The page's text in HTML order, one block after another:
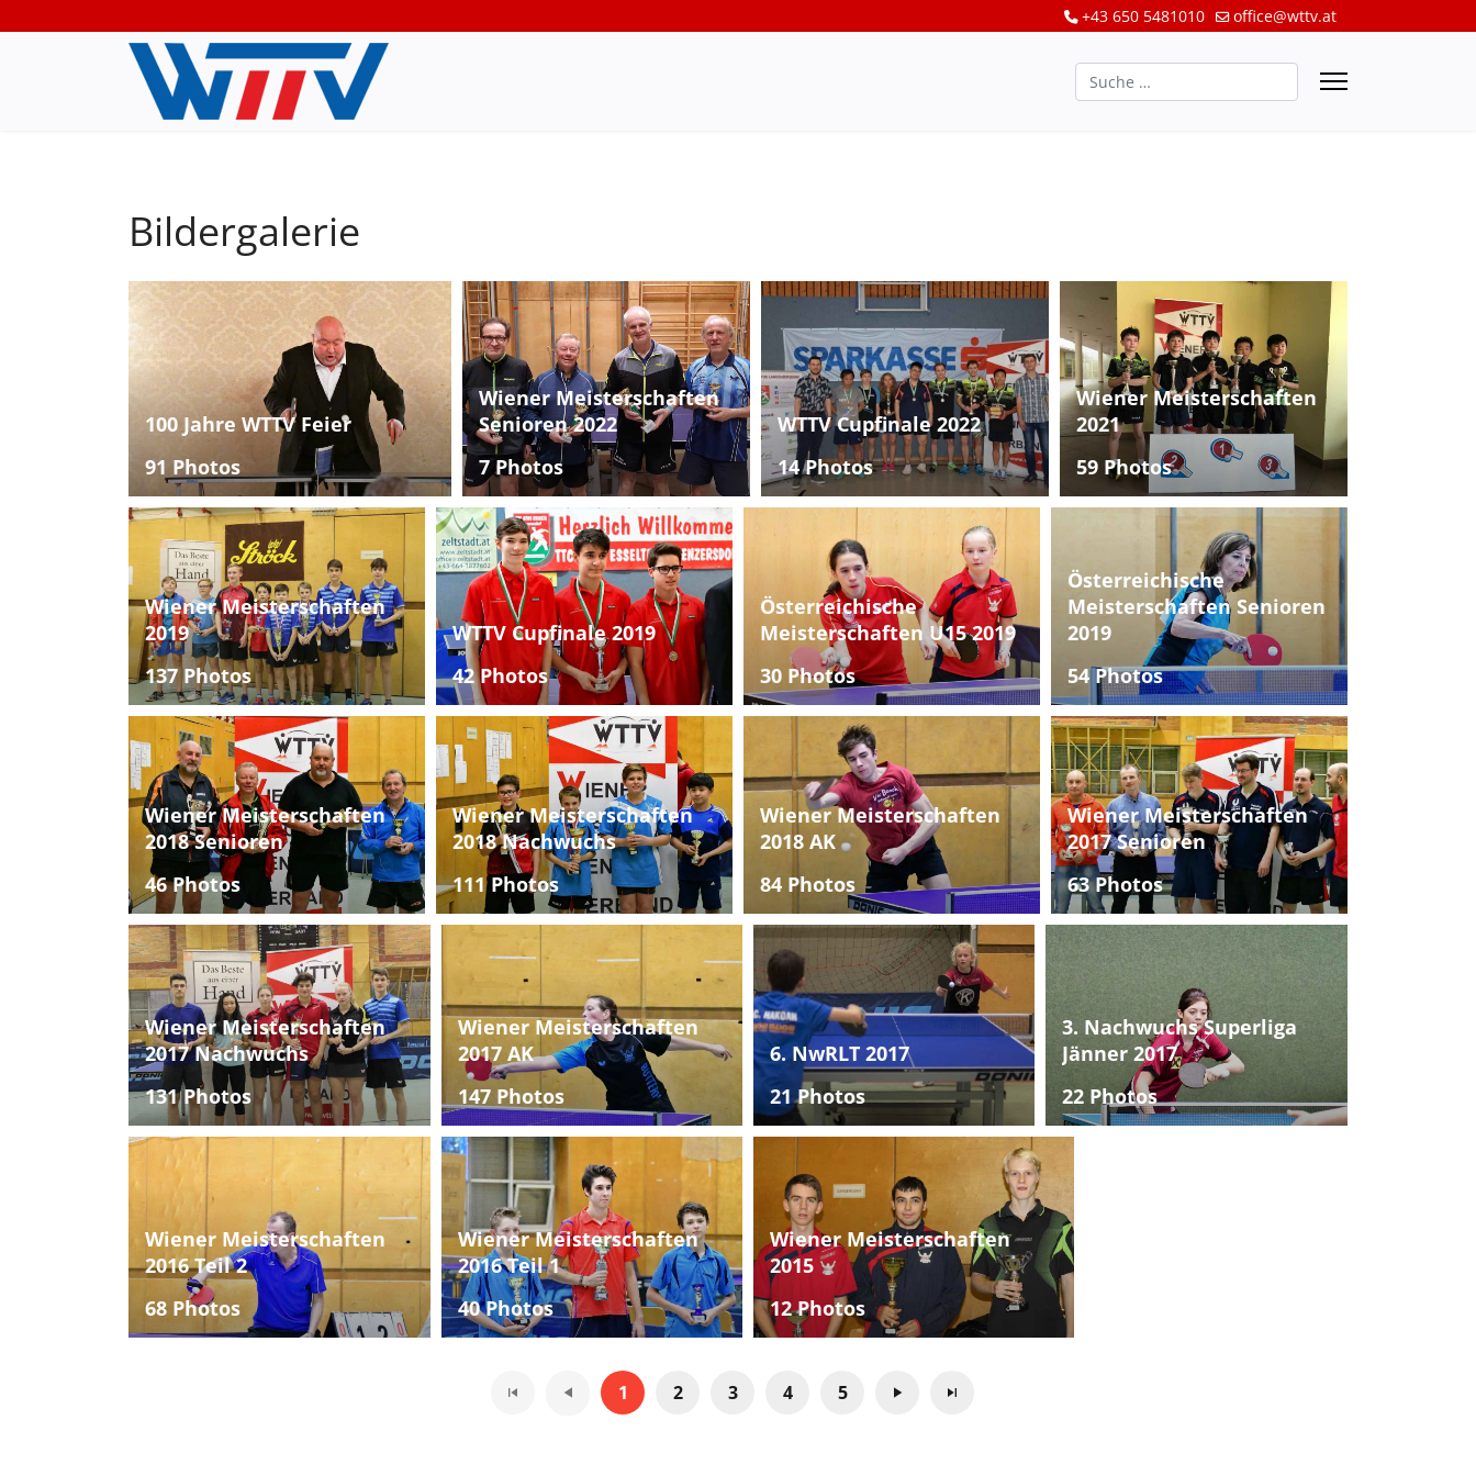
+43 650 5481010 office@wttv.at
Suchen
Bildergalerie
100 Jahre WTTV Feier
91 Photos
Wiener Meisterschaften
Senioren 2022
7 Photos
WTTV Cupfinale 2022
14 Photos
Wiener Meisterschaften
2021
59 Photos
Wiener Meisterschaften
2019
137 Photos
WTTV Cupfinale 2019
42 Photos
Österreichische
Meisterschaften U15 2019
30 Photos
Österreichische
Meisterschaften Senioren
2019
54 Photos
Wiener Meisterschaften
2018 Senioren
46 Photos
Wiener Meisterschaften
2018 Nachwuchs
111 Photos
Wiener Meisterschaften
2018 AK
84 Photos
Wiener Meisterschaften
2017 Senioren
63 Photos
Wiener Meisterschaften
2017 Nachwuchs
131 Photos
Wiener Meisterschaften
2017 AK
147 Photos
6. NwRLT 2017
21 Photos
3. Nachwuchs Superliga
Jänner 2017
22 Photos
Wiener Meisterschaften
2016 Teil 2
68 Photos
Wiener Meisterschaften
2016 Teil 1
40 Photos
Wiener Meisterschaften
2015
12 Photos
1 2 3 4 5